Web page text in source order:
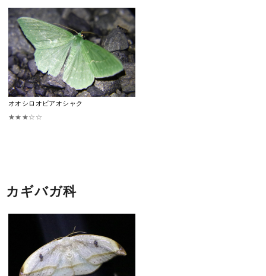
オオシロオビアオシャク
★★★☆☆
カギバガ科